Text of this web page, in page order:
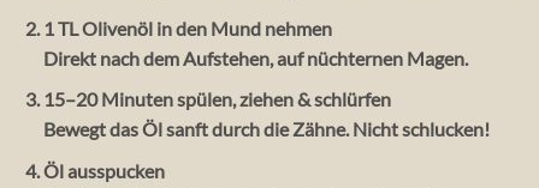
1 TL Olivenöl in den Mund nehmen
Direkt nach dem Aufstehen, auf nüchternen Magen.
15–20 Minuten spülen, ziehen & schlürfen
Bewegt das Öl sanft durch die Zähne. Nicht schlucken!
Öl ausspucken